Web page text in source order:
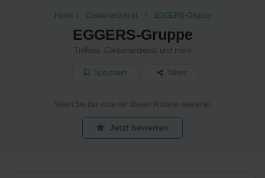
Home Containerdienst EGGERS-Gruppe
EGGERS-Gruppe
Tiefbau, Containerdienst und mehr
Speichern Teilen
Seien Sie der erste der diesen Anbieter bewertet
Jetzt bewerten